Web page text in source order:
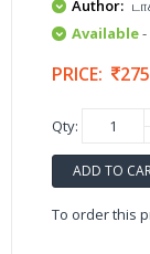
Author:
Available
PRICE:
Qty:
ADD TO
To order this